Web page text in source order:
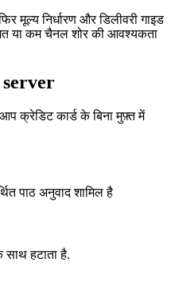
मूल्य निर्धारण और डिलीवरी गाइड
या कम चैनल शोर की आवश्यकता
क्रेडिट कार्ड के बिना मुफ़्त में
पाठ अनुवाद शामिल है
हटाता है.